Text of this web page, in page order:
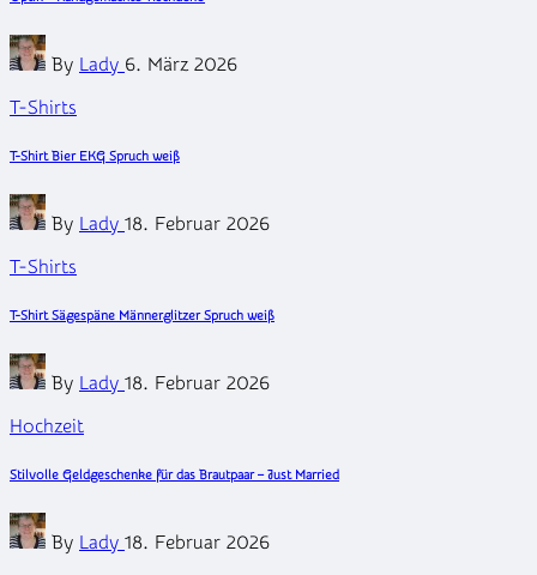
Posted
by
By Lady 6. März 2026
Posted
T-Shirts
T-Shirt Bier EKG Spruch weiß
Posted
by
By Lady 18. Februar 2026
Posted
T-Shirts
T-Shirt Sägespäne Männerglitzer Spruch weiß
Posted
by
By Lady 18. Februar 2026
Posted
Hochzeit
Stilvolle Geldgeschenke für das Brautpaar – Just Married
Posted
by
By Lady 18. Februar 2026